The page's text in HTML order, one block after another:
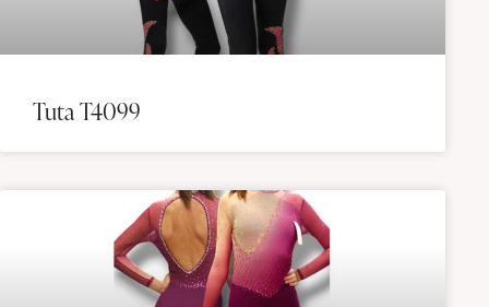
Tuta T4099